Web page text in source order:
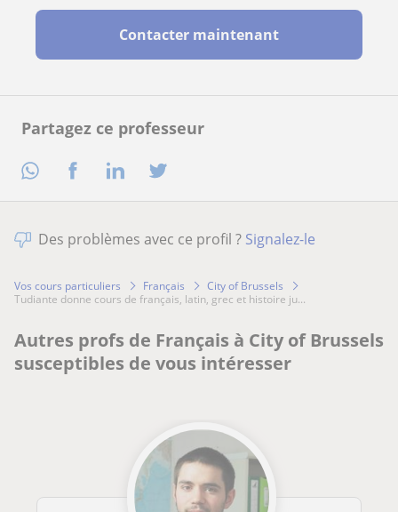
Partagez ce professeur
Contacter maintenant
Des problèmes avec ce profil ? Signalez-le
Vos cours particuliers Français
City of Brussels
tudiante donne cours de français, latin, grec et histoire ju...
Autres profs de Français à City of Brussels
susceptibles de vous intéresser